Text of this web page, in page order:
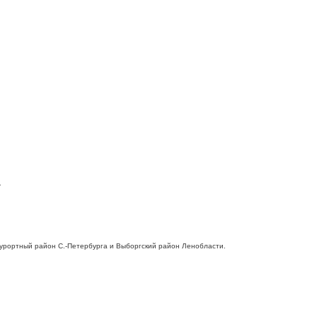
район С.-Петербурга и Выборгский район Ленобласти.